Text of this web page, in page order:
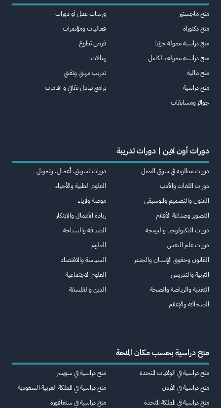
منح ماجستير
منح دكتوراة
منح دراسية ممولة جزئيا
منح دراسية ممولة بالكامل
منح مالية
منح دراسية
جوائز ومسابقات
ورشات عمل أو دورات
فعاليات ومؤتمرات
فرص تطوع
زمالات
تدريب مهني وتقني
برامج تبادل ثقافي و اقامات
دورات أون لاين | دورات تدريبة
دورات مطلوبة في سوق العمل
دورات اللغات والأدب
الفنون والتصميم والموسيقى
التصوير وصناعة الأفلام
دورات التكنولوجيا والبرمجة
دورات علم النفس
القانون وحقوق الإنسان والجندر
التربية والتدريس
التغذية والرياضة والصحة
الصحافة والإعلام
دورات تسويق، أعمال، وتمويل
العلوم الطبية والأحياء
موضة وأزياء
ريادة الأعمال والابتكار
الضيافة والسياحة
العلوم
السياسة والاقتصاد
العلوم الاجتماعية
الدين والفلسفة
منح دراسية بحسب مكان المنحة
منح دراسية في الولايات المتحدة
منح دراسية في الأردن
منح دراسية في المملكة المتحدة
منح دراسية في سويسرا
منح دراسية في المملكة العربية السعودية
منح دراسية في سنغافورة